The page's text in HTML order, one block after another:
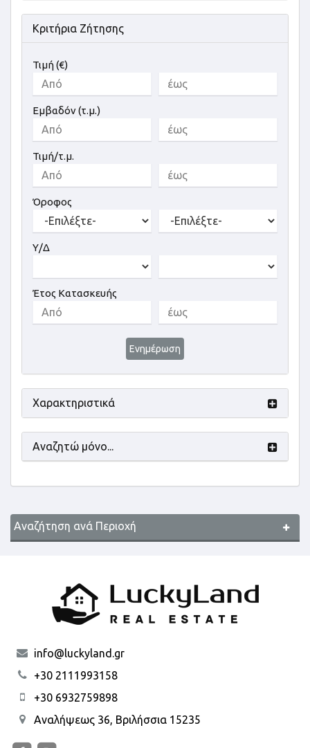
Κριτήρια Ζήτησης
Τιμή (€)
Εμβαδόν (τ.μ.)
Τιμή/τ.μ.
Όροφος
Υ/Δ
Έτος Κατασκευής
Ενημέρωση
Χαρακτηριστικά
Αναζητώ μόνο...
Αναζήτηση ανά Περιοχή
info@luckyland.gr
+30 2111993158
+30 6932759898
Αναλήψεως 36, Βριλήσσια 15235